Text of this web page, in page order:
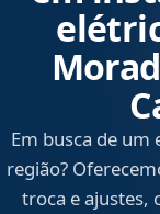
Em busca de um
região?
troca e ajustes,